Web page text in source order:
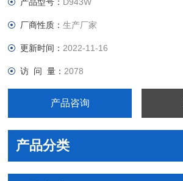
厂商性质：生产厂家
更新时间： 2022-11-16
访 问 量： 2078
产品咨询
产品分类